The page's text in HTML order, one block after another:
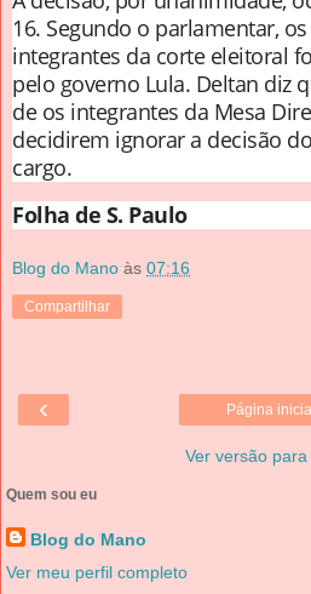
16. Segundo o parlamentar,
integrantes da corte eleitoral
pelo governo Lula. Deltan diz
de os integrantes da Mesa
decidirem ignorar a decisão
cargo.
Folha de S. Paulo
Blog do Mano às 07:16
Compartilhar
‹ Página inicial
Ver versão
Quem sou eu
Blog do Mano
Ver meu perfil completo